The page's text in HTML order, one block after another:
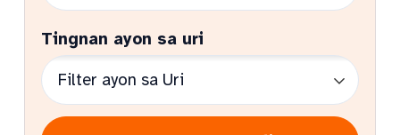
Tingnan ayon sa uri